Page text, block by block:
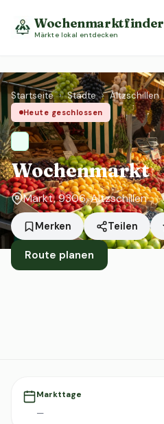
Wochenmarktfinder
Märkte lokal entdecken
Startseite › Städte › Altzschillen
Heute geschlossen
Wochenmarkt
Markt, 9306, Altzschillen
Merken Teilen
Route planen
Markttage
—